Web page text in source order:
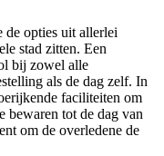
de opties uit allerlei
stad zitten. Een
bij zowel alle
als de dag zelf. In
faciliteiten om
bewaren tot de dag van
om de overledene de